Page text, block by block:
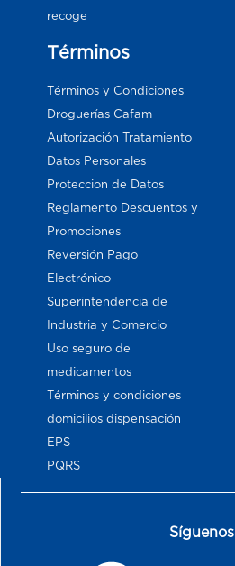
recoge
Términos
Términos y Condiciones
Droguerías Cafam
Autorización Tratamiento
Datos Personales
Proteccion de Datos
Reglamento Descuentos y
Promociones
Reversión Pago
Electrónico
Superintendencia de
Industria y Comercio
Uso seguro de
medicamentos
Términos y condiciones
domicilios dispensación
EPS
PQRS
Síguenos